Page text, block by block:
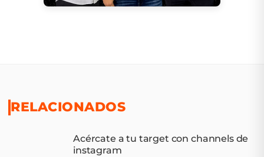
RELACIONADOS
Acércate a tu target con channels de
instagram